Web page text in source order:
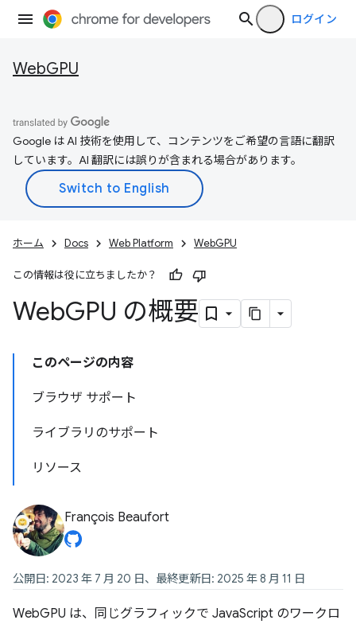
ログイン
WebGPU
Google は AI 技術を使用して、コンテンツをご希望の言語に翻訳
しています。AI 翻訳には誤りが含まれる場合があります。
ホーム Docs Web Platform WebGPU
この情報は役に立ちましたか？
WebGPU の概要
このページの内容
ブラウザ サポート
ライブラリのサポート
リソース
François Beaufort
公開日: 2023 年 7 月 20 日、最終更新日: 2025 年 8 月 11 日
WebGPU は、同じグラフィックで JavaScript のワークロ